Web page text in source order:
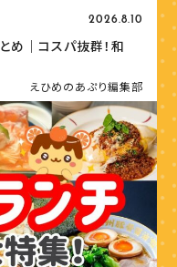
2026.8.10
め｜コスパ抜群！和
えひめのあぷり編集部